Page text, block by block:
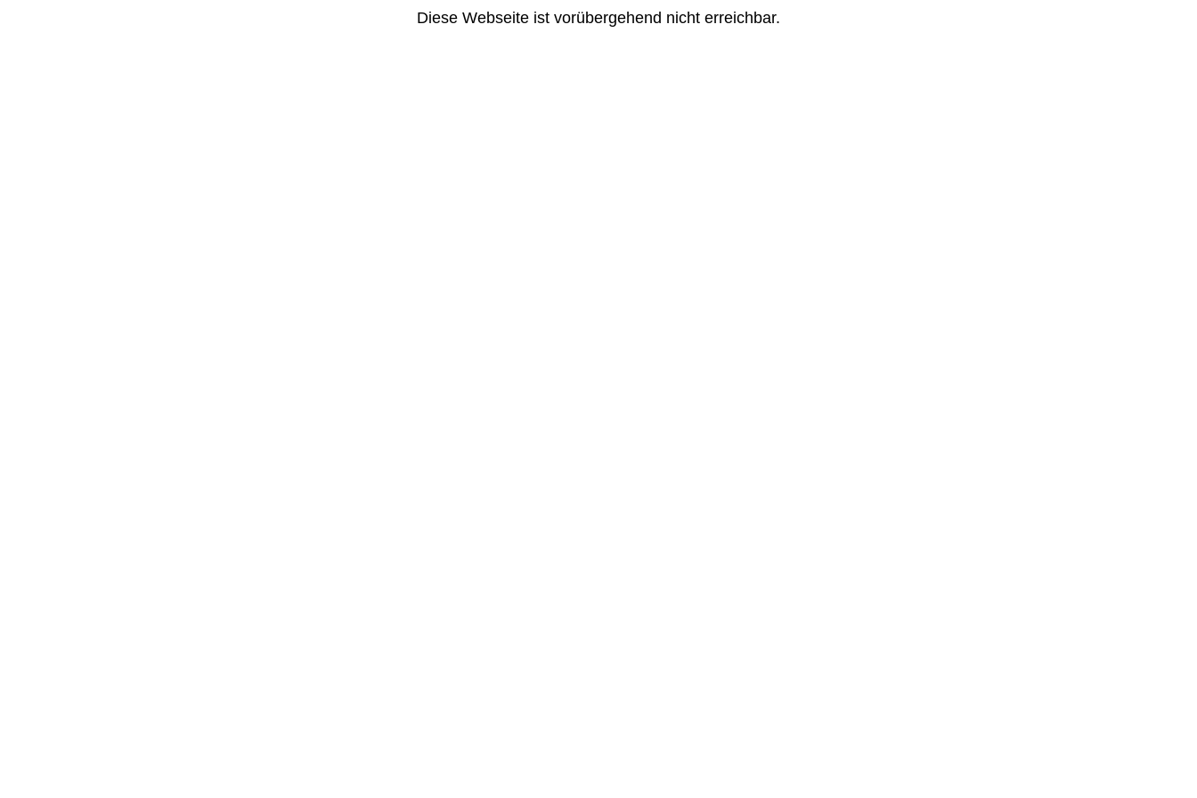
Diese Webseite ist vorübergehend nicht erreichbar.